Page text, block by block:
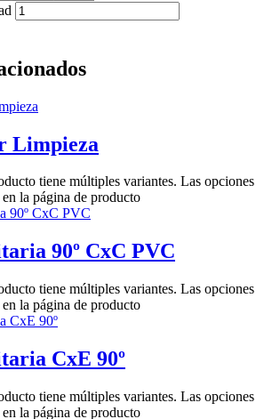
Limpieza
tiene múltiples variantes. Las opciones
la página de producto
90º CxC PVC
tiene múltiples variantes. Las opciones
la página de producto
CxE 90º
tiene múltiples variantes. Las opciones
la página de producto